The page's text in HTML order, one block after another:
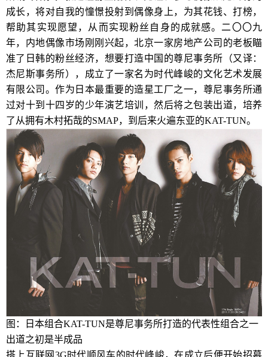
成长，将对自我的憧憬投射到偶像身上，为其花钱、打榜，
帮助其实现愿望，从而实现粉丝自身的成就感。二〇〇九
年，内地偶像市场刚刚兴起，北京一家房地产公司的老板瞄
准了日韩的粉丝经济，想要打造中国的尊尼事务所（又译：
杰尼斯事务所），成立了一家名为时代峰峻的文化艺术发展
有限公司。作为日本最重要的造星工厂之一，尊尼事务所通
过对十到十四岁的少年演艺培训，然后将之包装出道，培养
了从拥有木村拓哉的SMAP，到后来火遍东亚的KAT-TUN。
图：日本组合KAT-TUN是尊尼事务所打造的代表性组合之一
出道之初是半成品
搭上互联网3G时代顺风车的时代峰峻，在成立后便开始招募